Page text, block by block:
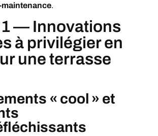
.
— Innovations
à privilégier en
une terrasse
« cool » et